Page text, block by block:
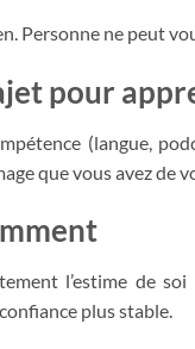
Personne ne peut
pour
(langue,
que vous avez de
l’estime de
plus stable.